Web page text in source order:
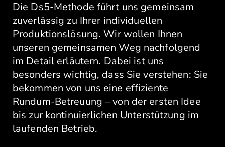
Die Ds5-Methode führt uns gemeinsam
zuverlässig zu Ihrer individuellen
Produktionslösung. Wir wollen Ihnen
unseren gemeinsamen Weg nachfolgend
im Detail erläutern. Dabei ist uns
besonders wichtig, dass Sie verstehen: Sie
bekommen von uns eine effiziente
Rundum-Betreuung – von der ersten Idee
bis zur kontinuierlichen Unterstützung im
laufenden Betrieb.